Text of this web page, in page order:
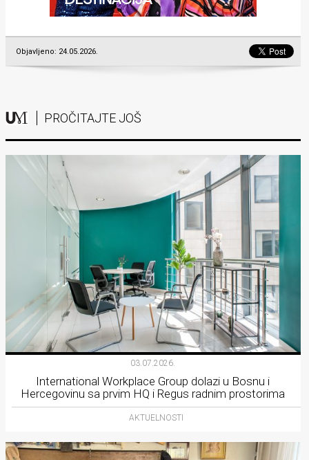
Objavljeno: 24.05.2026.
PROČITAJTE JOŠ
03.07.2026.
International Workplace Group dolazi u Bosnu i
Hercegovinu sa prvim HQ i Regus radnim prostorima
AKTUELNOSTI